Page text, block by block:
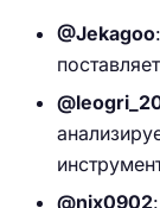
@Jekagoo
@nix0902